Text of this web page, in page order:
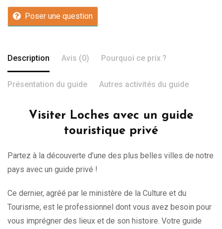
Poser une question
Description Avis (0) Pourquoi ce prix ?
Présentation du guide Autres activités du guide
Visiter Loches avec un guide
touristique privé
Partez à la découverte d’une des plus belles villes de notre
pays avec un guide privé !
Ce dernier, agréé par le ministère de la Culture et du
Tourisme, est le professionnel dont vous avez besoin pour
vous imprégner des lieux et de son histoire. Votre guide